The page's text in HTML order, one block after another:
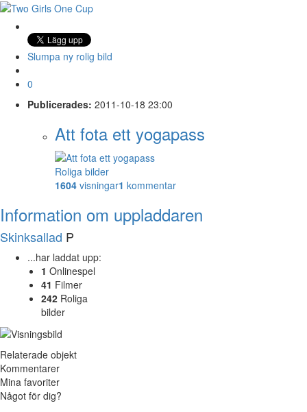
Slumpa ny rolig bild
0
Publicerades: 2011-10-18 23:00
Att fota ett yogapass
Roliga bilder
1604 visningar1 kommentar
Information om uppladdaren
Skinksallad P
...har laddat upp:
1 Onlinespel
41 Filmer
242 Roliga
bilder
Relaterade objekt
Kommentarer
Mina favoriter
Något för dig?